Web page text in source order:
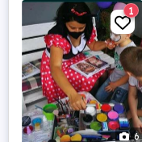
6
1